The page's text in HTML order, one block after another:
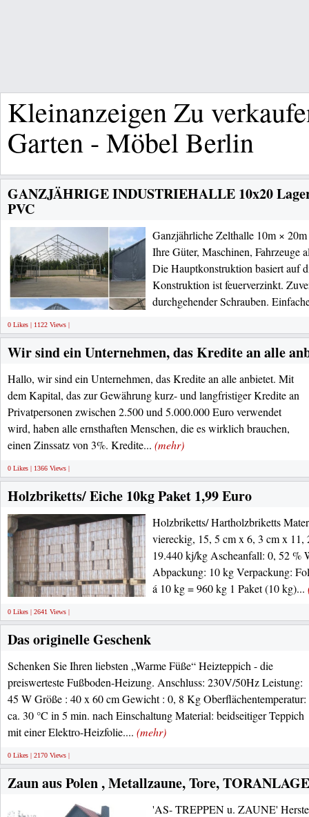
Kleinanzeigen Zu
Garten - Möbel Berlin
GANZJÄHRIGE INDUSTRIEHALLE 10x20
PVC
Ganzjährliche Zelthalle 10m ×
Ihre Güter, Maschinen,
Die Hauptkonstruktion basiert auf
Konstruktion ist feuerverzinkt.
durchgehender Schrauben.
0 Likes | 1122 Views |
Wir sind ein Unternehmen, das Kredite an alle
Hallo, wir sind ein Unternehmen, das Kredite an alle anbietet. Mit
dem Kapital, das zur Gewährung kurz- und langfristiger Kredite an
Privatpersonen zwischen 2.500 und 5.000.000 Euro verwendet
wird, haben alle ernsthaften Menschen, die es wirklich brauchen,
einen Zinssatz von 3%. Kredite... (mehr)
0 Likes | 1366 Views |
Holzbriketts/ Eiche 10kg Paket 1,99 Euro
Holzbriketts/ Hartholzbriketts
viereckig, 15, 5 cm x 6, 3 cm x
19.440 kj/kg Ascheanfall: 0, 52 %
Abpackung: 10 kg Verpackung:
á 10 kg = 960 kg 1 Paket (10 kg)...
0 Likes | 2641 Views |
Das originelle Geschenk
Schenken Sie Ihren liebsten „Warme Füße“ Heizteppich - die
preiswerteste Fußboden-Heizung. Anschluss: 230V/50Hz Leistung:
45 W Größe : 40 x 60 cm Gewicht : 0, 8 Kg Oberflächentemperatur:
ca. 30 °C in 5 min. nach Einschaltung Material: beidseitiger Teppich
mit einer Elektro-Heizfolie.... (mehr)
0 Likes | 2170 Views |
Zaun aus Polen , Metallzaune, Tore,
'AS- TREPPEN u. ZAUNE'